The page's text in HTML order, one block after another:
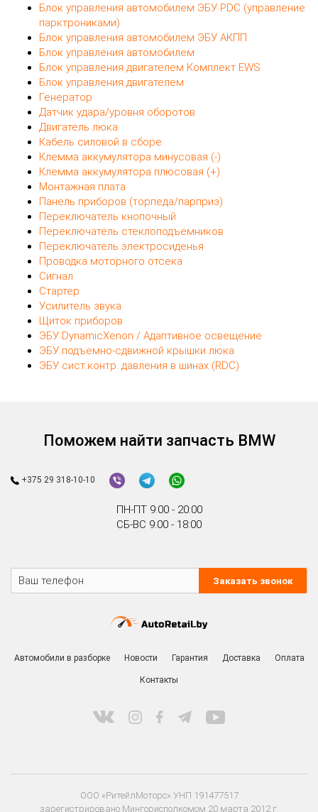
Блок управления автомобилем ЭБУ PDC (управление
парктрониками)
Блок управления автомобилем ЭБУ АКПП
Блок управления автомобилем
Блок управления двигателем Комплект EWS
Блок управления двигателем
Генератор
Датчик удара/уровня оборотов
Двигатель люка
Кабель силовой в сборе
Клемма аккумулятора минусовая (-)
Клемма аккумулятора плюсовая (+)
Монтажная плата
Панель приборов (торпеда/парприз)
Переключатель кнопочный
Переключатель стеклоподъемников
Переключатель электросиденья
Проводка моторного отсека
Сигнал
Стартер
Усилитель звука
Щиток приборов
ЭБУ DynamicXenon / Адаптивное освещение
ЭБУ подъемно-сдвижной крышки люка
ЭБУ сист.контр. давления в шинах (RDC)
Поможем найти запчасть BMW
+375 29 318-10-10
ПН-ПТ 9:00 - 20:00
СБ-ВС 9:00 - 18:00
Заказать звонок
Автомобили в разборке Новости Гарантия Доставка Оплата
Контакты
ООО «РитейлМоторс» УНП 191477517
зарегистрировано Мингорисполкомом 20 марта 2012 г.